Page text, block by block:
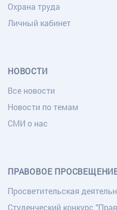
Охрана труда
Личный кабинет
НОВОСТИ
Все новости
Новости по темам
СМИ о нас
ПРАВОВОЕ
Просветительская
Студенческий конкурс